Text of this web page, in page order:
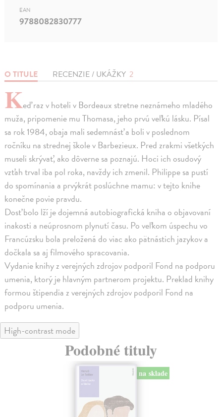
O TITULE RECENZIE / UKÁŽKY 2
Keď raz v hoteli v Bordeaux stretne neznámeho mladého
muža, pripomenie mu Thomasa, jeho prvú veľkú lásku. Písal
sa rok 1984, obaja mali sedemnásť a boli v poslednom
ročníku na strednej škole v Barbezieux. Pred zrakmi všetkých
museli skrývať, ako dôverne sa poznajú. Hoci ich osudový
vzťah trval iba pol roka, navždy ich zmenil. Philippe sa pustí
do spomínania a prvýkrát poslúchne mamu: v tejto knihe
konečne povie pravdu.
Dosť bolo lží je dojemná autobiografická kniha o objavovaní
inakosti a neúprosnom plynutí času. Po veľkom úspechu vo
Francúzsku bola preložená do viac ako pätnástich jazykov a
dočkala sa aj filmového spracovania.
Vydanie knihy z verejných zdrojov podporil Fond na podporu
umenia, ktorý je hlavným partnerom projektu. Preklad knihy
formou štipendia z verejných zdrojov podporil Fond na
podporu umenia.
EAN
9788082830777
High-contrast mode
Podobné tituly